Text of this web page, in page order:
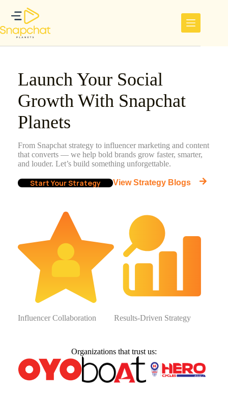
innholdet
Launch Your Social
Growth With Snapchat
Planets
From Snapchat strategy to influencer marketing and content
that converts — we help bold brands grow faster, smarter,
and louder. Let’s build something unforgettable.
Start Your Strategy View Strategy Blogs
Results-Driven Strategy
Influencer Collaboration
Organizations that trust us: